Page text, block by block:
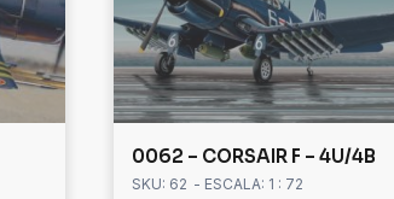
0062 – CORSAIR F – 4U/4B
SKU: 62 - ESCALA: 1 : 72